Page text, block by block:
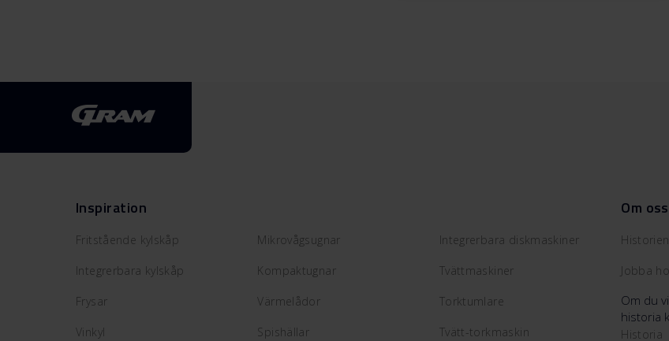
Inspiration
Fritstående kylskåp
Integrerbara kylskåp
Frysar
Vinkyl
Mikrovågsugnar
Kompaktugnar
Värmelådor
Spishällar
Integrerbara diskmaskiner
Tvättmaskiner
Torktumlare
Tvätt-torkmaskin
Om oss
Jobba
Om du
historia
Historia